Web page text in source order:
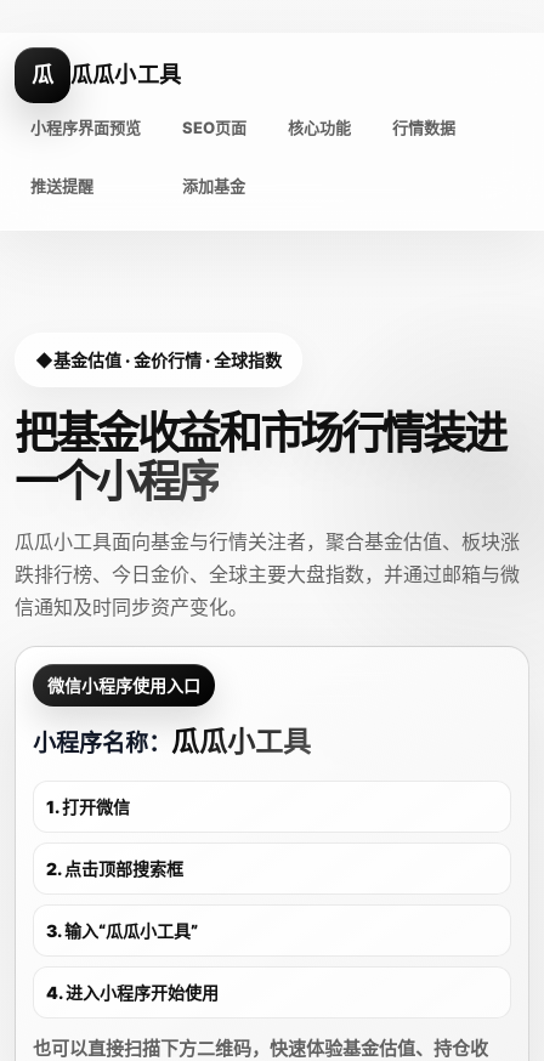
瓜 瓜瓜小工具
小程序界面预览 SEO页面 核心功能 行情数据
推送提醒 添加基金
基金估值 · 金价行情 · 全球指数
把基金收益和市场行情装进
一个小程序
瓜瓜小工具面向基金与行情关注者，聚合基金估值、板块涨
跌排行榜、今日金价、全球主要大盘指数，并通过邮箱与微
信通知及时同步资产变化。
微信小程序使用入口
小程序名称： 瓜瓜小工具
1. 打开微信
2. 点击顶部搜索框
3. 输入“瓜瓜小工具”
4. 进入小程序开始使用
也可以直接扫描下方二维码，快速体验基金估值、持仓收